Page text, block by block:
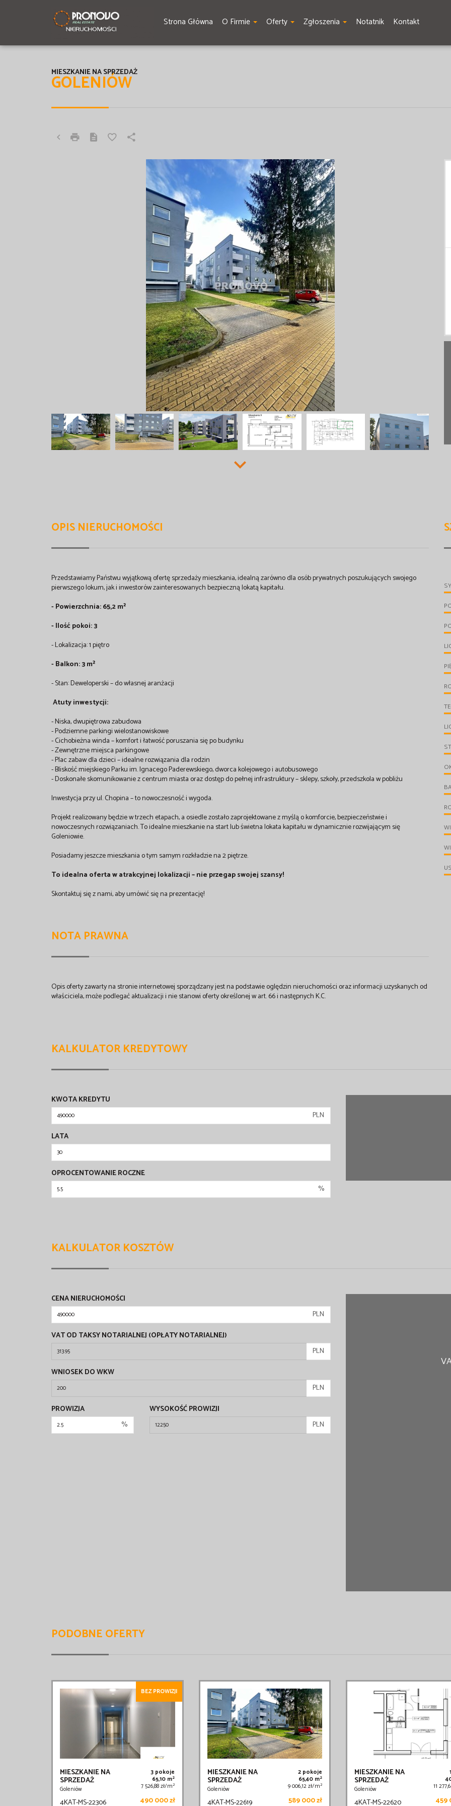
Strona Główna O Firmie Oferty Zgłoszenia Notatnik Kontakt
GOLENIÓW
MIESZKANIE NA SPRZEDAŻ
OPIS NIERUCHOMOŚCI
Przedstawiamy Państwu wyjątkową ofertę sprzedaży mieszkania, idealną zarówno dla osób prywatnych poszukujących swojego
pierwszego lokum, jak i inwestorów zainteresowanych bezpieczną lokatą kapitału.
- Powierzchnia: 65,2 m²
- Ilość pokoi: 3
- Lokalizacja: 1 piętro
- Balkon: 3 m²
- Stan: Deweloperski – do własnej aranżacji
Atuty inwestycji:
- Niska, dwupiętrowa zabudowa
- Podziemne parkingi wielostanowiskowe
- Cichobieżna winda – komfort i łatwość poruszania się po budynku
- Zewnętrzne miejsca parkingowe
- Plac zabaw dla dzieci – idealne rozwiązania dla rodzin
- Bliskość miejskiego Parku im. Ignacego Paderewskiego, dworca kolejowego i autobusowego
- Doskonałe skomunikowanie z centrum miasta oraz dostęp do pełnej infrastruktury – sklepy, szkoły, przedszkola w pobliżu
Inwestycja przy ul. Chopina – to nowoczesność i wygoda.
Projekt realizowany będzie w trzech etapach, a osiedle zostało zaprojektowane z myślą o komforcie, bezpieczeństwie i
nowoczesnych rozwiązaniach. To idealne mieszkanie na start lub świetna lokata kapitału w dynamicznie rozwijającym się
Goleniowie.
Posiadamy jeszcze mieszkania o tym samym rozkładzie na 2 piętrze.
To idealna oferta w atrakcyjnej lokalizacji – nie przegap swojej szansy!
Skontaktuj się z nami, aby umówić się na prezentację!
NOTA PRAWNA
Opis oferty zawarty na stronie internetowej sporządzany jest na podstawie oględzin nieruchomości oraz informacji uzyskanych od
właściciela, może podlegać aktualizacji i nie stanowi oferty określonej w art. 66 i następnych K.C.
KALKULATOR KREDYTOWY
KWOTA KREDYTU
PLN
LATA
OPROCENTOWANIE ROCZNE
%
KALKULATOR KOSZTÓW
CENA NIERUCHOMOŚCI
PLN
VAT OD TAKSY NOTARIALNEJ (OPŁATY NOTARIALNEJ)
PLN
WNIOSEK DO WKW
PLN
PROWIZJA
%
WYSOKOŚĆ PROWIZJI
PLN
PODOBNE OFERTY
BEZ PROWIZJI
MIESZKANIE NA
SPRZEDAŻ
Goleniów
3 pokoje
65,10 m2
7 526,88 zł/m2
4KAT-MS-22306 490 000 zł
MIESZKANIE NA
SPRZEDAŻ
Goleniów
2 pokoje
65,40 m2
9 006,12 zł/m2
4KAT-MS-22619 589 000 zł
MIESZKANIE NA
SPRZEDAŻ
Goleniów 11
4KAT-MS-22620 459